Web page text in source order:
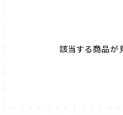
該当する商品が